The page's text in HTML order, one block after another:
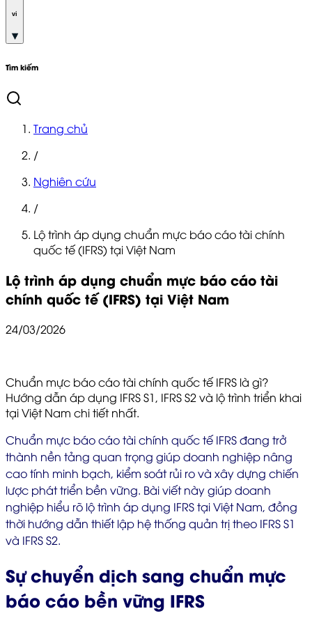
vi
Tìm kiếm
Trang chủ
/
Nghiên cứu
/
Lộ trình áp dụng chuẩn mực báo cáo tài chính
quốc tế (IFRS) tại Việt Nam
Lộ trình áp dụng chuẩn mực báo cáo tài
chính quốc tế (IFRS) tại Việt Nam
24/03/2026
Chuẩn mực báo cáo tài chính quốc tế IFRS là gì?
Hướng dẫn áp dụng IFRS S1, IFRS S2 và lộ trình triển khai
tại Việt Nam chi tiết nhất.
Chuẩn mực báo cáo tài chính quốc tế IFRS đang trở
thành nền tảng quan trọng giúp doanh nghiệp nâng
cao tính minh bạch, kiểm soát rủi ro và xây dựng chiến
lược phát triển bền vững. Bài viết này giúp doanh
nghiệp hiểu rõ lộ trình áp dụng IFRS tại Việt Nam, đồng
thời hướng dẫn thiết lập hệ thống quản trị theo IFRS S1
và IFRS S2.
Sự chuyển dịch sang chuẩn mực
báo cáo bền vững IFRS